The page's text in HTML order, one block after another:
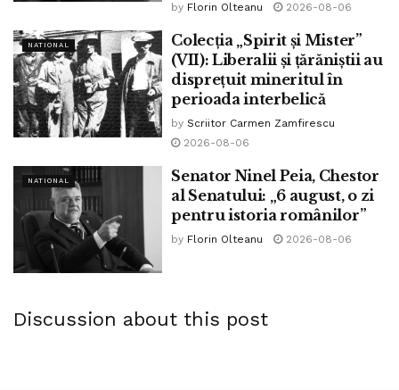
Starea afacerilor româneşti
în criza coronavirus: 37%
dintre firme și-au redus
activitatea, iar 23% își
închid operațiunile
închide o parte din uzinele din Europa pentru o perioadă
by Florin Olteanu 2026-08-06
NATIONAL
Colecția „Spirit și Mister”
(VII): Liberalii și țărăniștii au
disprețuit mineritul în
perioada interbelică
by Scriitor Carmen Zamfirescu
2026-08-06
NATIONAL
Senator Ninel Peia, Chestor
al Senatului: „6 august, o zi
pentru istoria românilor”
by Florin Olteanu 2026-08-06
Discussion about this post